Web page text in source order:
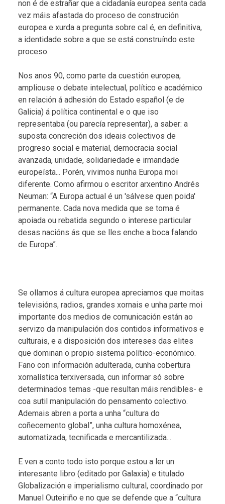
non é de estrañar que a cidadanía europea senta cada
vez máis afastada do proceso de construción
europea e xurda a pregunta sobre cal é, en definitiva,
a identidade sobre a que se está construíndo este
proceso.
Nos anos 90, como parte da cuestión europea,
ampliouse o debate intelectual, político e académico
en relación á adhesión do Estado español (e de
Galicia) á política continental e o que iso
representaba (ou parecía representar), a saber: a
suposta concreción dos ideais colectivos de
progreso social e material, democracia social
avanzada, unidade, solidariedade e irmandade
europeísta... Porén, vivimos nunha Europa moi
diferente. Como afirmou o escritor arxentino Andrés
Neuman: “A Europa actual é un 'sálvese quen poida'
permanente. Cada nova medida que se toma é
apoiada ou rebatida segundo o interese particular
desas nacións ás que se lles enche a boca falando
de Europa”.
Se ollamos á cultura europea apreciamos que moitas
televisións, radios, grandes xornais e unha parte moi
importante dos medios de comunicación están ao
servizo da manipulación dos contidos informativos e
culturais, e a disposición dos intereses das elites
que dominan o propio sistema político-económico.
Fano con información adulterada, cunha cobertura
xornalística terxiversada, cun informar só sobre
determinados temas -que resultan máis rendibles- e
coa sutil manipulación do pensamento colectivo.
Ademais abren a porta a unha “cultura do
coñecemento global”, unha cultura homoxénea,
automatizada, tecnificada e mercantilizada...
E ven a conto todo isto porque estou a ler un
interesante libro (editado por Galaxia) e titulado
Globalización e imperialismo cultural, coordinado por
Manuel Outeiriño e no que se defende que a “cultura